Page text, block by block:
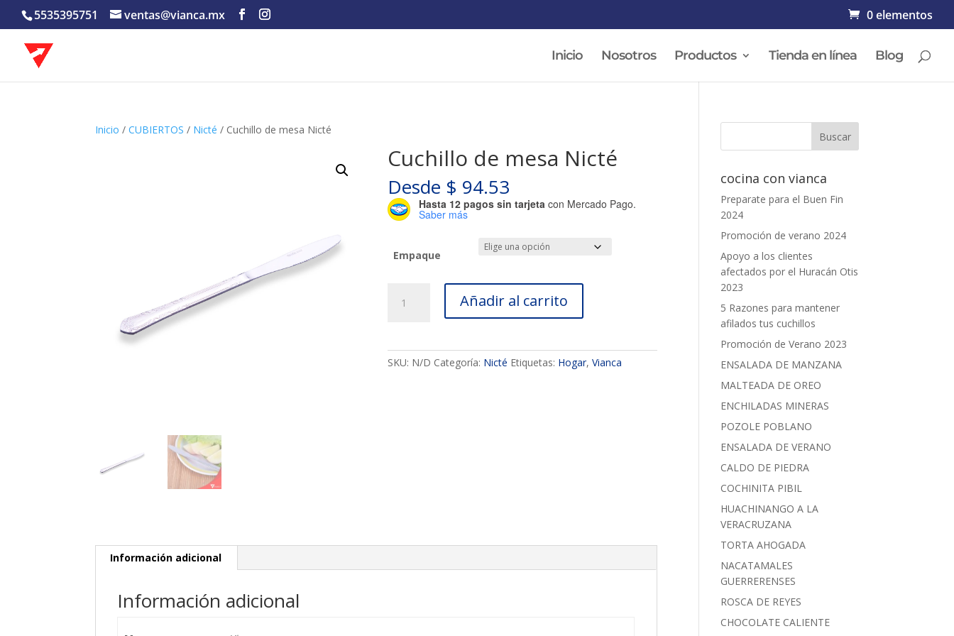
5535395751 ventas@vianca.mx 0 elementos
Inicio Nosotros Productos Tienda en línea Blog
Inicio /CUBIERTOS / Nicté / Cuchillo de mesa Nicté
Cuchillo de mesa Nicté
Desde $ 94.53
Hasta 12 pagos sin tarjeta con Mercado Pago.
Saber más
Empaque
cantidad
Añadir al carrito
SKU: N/D Categoría: Nicté Etiquetas: Hogar,Vianca
Información adicional
Información adicional
cocina con vianca
Preparate para el Buen Fin
2024
Promoción de verano 2024
Apoyo a los clientes
afectados por el Huracán Otis
2023
5 Razones para mantener
afilados tus cuchillos
Promoción de Verano 2023
ENSALADA DE MANZANA
MALTEADA DE OREO
ENCHILADAS MINERAS
POZOLE POBLANO
ENSALADA DE VERANO
CALDO DE PIEDRA
COCHINITA PIBIL
HUACHINANGO A LA
VERACRUZANA
TORTA AHOGADA
NACATAMALES
GUERRERENSES
ROSCA DE REYES
CHOCOLATE CALIENTE